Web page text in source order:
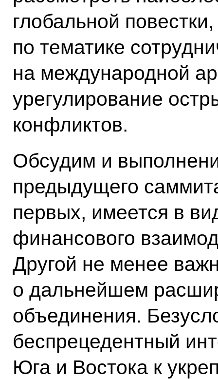
глобальной
по тематике
на международной
урегулирование
конфликтов.
Обсудим и
предыдущего
первых, имеется в
финансового
Другой не менее
о дальнейшем
объединения.
беспрецедентный
Юга и Востока к